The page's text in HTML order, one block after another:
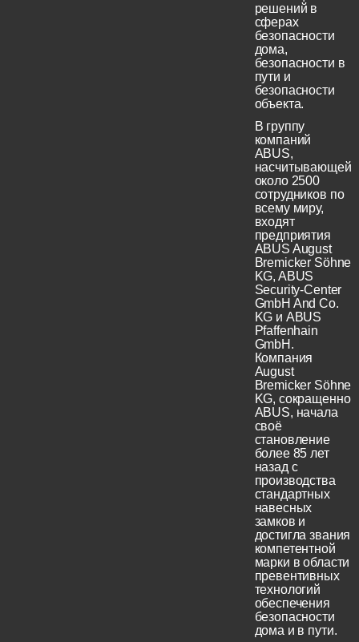
решений в
сферах
безопасности
дома,
безопасности в
пути и
безопасности
объекта.
В группу
компаний
ABUS,
насчитывающей
около 2500
сотрудников по
всему миру,
входят
предприятия
ABUS August
Bremicker Söhne
KG, ABUS
Security-Center
GmbH And Co.
KG и ABUS
Pfaffenhain
GmbH.
Компания
August
Bremicker Söhne
KG, сокращенно
ABUS, начала
своё
становление
более 85 лет
назад с
производства
стандартных
навесных
замков и
достигла звания
компетентной
марки в области
превентивных
технологий
обеспечения
безопасности
дома и в пути.